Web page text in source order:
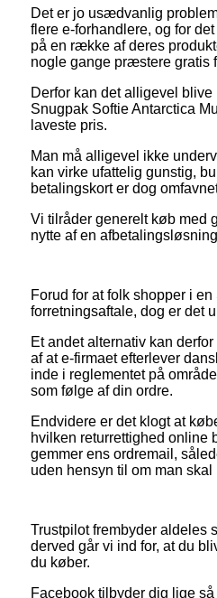
Det er jo usædvanlig
flere e-forhandlere, og for
på en række af deres
nogle gange præstere gratis
Derfor kan det alligevel
Snugpak Softie Antarctica
laveste pris.
Man må alligevel ikke
kan virke ufattelig gunstig,
betalingskort er dog
Vi tilråder generelt køb med
nytte af en
Forud for at folk shopper i
forretningsaftale, dog er det
Et andet alternativ kan
af at e-firmaet efterlever
inde i reglementet på
som følge af din ordre.
Endvidere er det klogt at
hvilken returrettighed online
gemmer ens ordremail,
uden hensyn til om man
Trustpilot frembyder
derved går vi ind for, at du
du køber.
Facebook tilbyder dig lige